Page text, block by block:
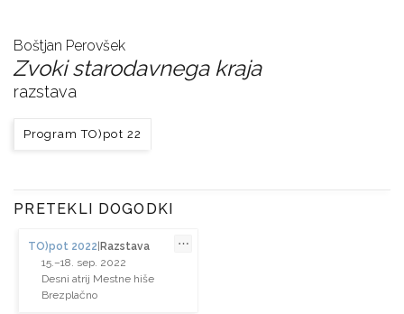
Boštjan Perovšek
Zvoki starodavnega kraja
razstava
Program TO)pot 22
PRETEKLI DOGODKI
TO)pot 2022 Razstava
15.–18. sep. 2022
Desni atrij Mestne hiše
Brezplačno
⋯